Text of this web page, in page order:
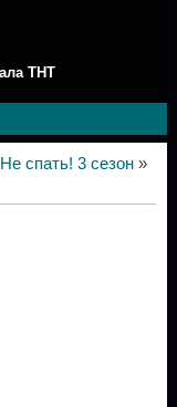
ТНТ
Не спать! 3 сезон»